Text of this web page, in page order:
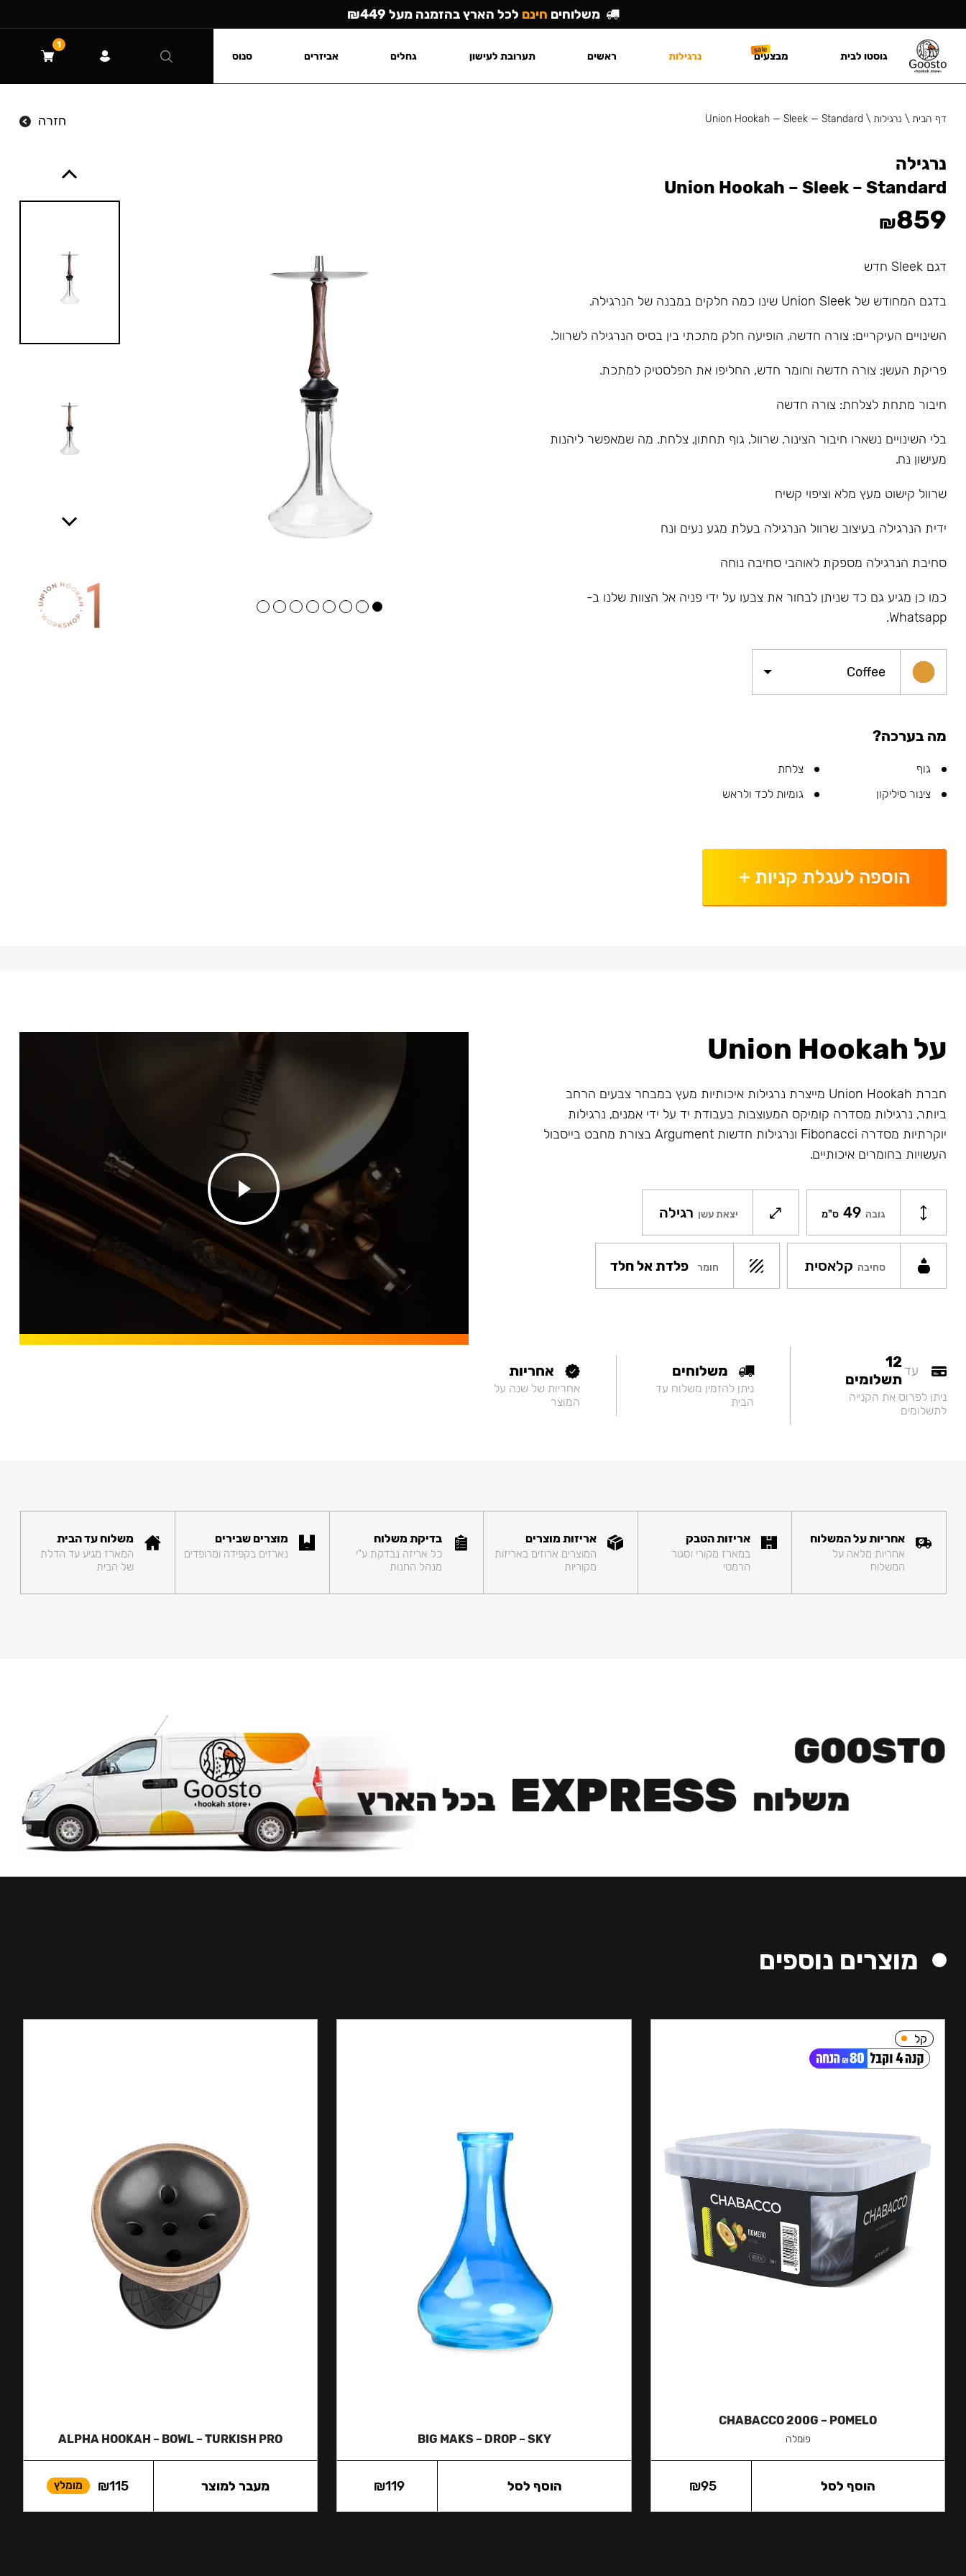
דף הבית\ נרגילות\
Union Hookah — Sleek — Standard חזרה
נרגילה
Union Hookah – Sleek – Standard
₪859
דגם Sleek חדש
בדגם המחודש של Union Sleek שינו כמה חלקים במבנה של הנרגילה.
השינויים העיקריים: צורה חדשה, הופיעה חלק מתכתי בין בסיס הנרגילה לשרוול.
פריקת העשן: צורה חדשה וחומר חדש, החליפו את הפלסטיק למתכת.
חיבור מתחת לצלחת: צורה חדשה
בלי השינויים נשארו חיבור הצינור, שרוול, גוף תחתון, צלחת. מה שמאפשר ליהנות
מעישון נח.
שרוול קישוט מעץ מלא וציפוי קשיח
ידית הנרגילה בעיצוב שרוול הנרגילה בעלת מגע נעים ונח
סחיבת הנרגילה מספקת לאוהבי סחיבה נוחה
כמו כן מגיע גם כד שניתן לבחור את צבעו על ידי פניה אל הצוות שלנו ב-
Whatsapp.
Coffee
מה בערכה?
גוף
צלחת
צינור סיליקון
גומיות לכד ולראש
הוספה לעגלת קניות +
על Union Hookah
חברת Union Hookah מייצרת נרגילות איכותיות מעץ במבחר צבעים הרחב
ביותר, נרגילות מסדרה קומיקס המעוצבות בעבודת יד על ידי אמנים, נרגילות
יוקרתיות מסדרה Fibonacci ונרגילות חדשות Argument בצורת מחבט בייסבול
העשויות בחומרים איכותיים.
גובה 49 ס"מ יצאת עשן רגילה
סחיבה קלאסית חומר פלדת אל חלד
עד12
תשלומים
ניתן לפרוס את הקנייה
לתשלומים
משלוחים
ניתן להזמין משלוח עד
הבית
אחריות
אחריות של שנה על
המוצר
אחריות על המשלוח
אחריות מלאה על
המשלוח
אריזות הטבק
במארז מקורי וסגור
הרמטי
אריזות מוצרים
המוצרים ארוזים באריזות
מקוריות
בדיקת משלוח
כל אריזה נבדקת ע"י
מנהל החנות
מוצרים שבירים
נארזים בקפידה ומרופדים
משלוח עד הבית
המארז מגיע עד הדלת
של הבית
מוצרים נוספים
קל
CHABACCO 200G – POMELO
פומלה
₪95 הוסף לסל
BIG MAKS – DROP – SKY
₪119 הוסף לסל
ALPHA HOOKAH – BOWL – TURKISH PRO
₪115 מומלץ מעבר למוצר
משלוחים חינם לכל הארץ בהזמנה מעל ₪449
גוסטו לבית מבצעים נרגילות ראשים תערובת לעישון גחלים אביזרים סנוס
1